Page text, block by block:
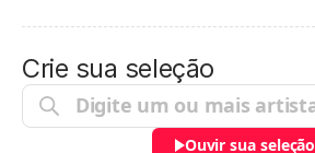
Crie sua seleção
Ouvir sua seleção